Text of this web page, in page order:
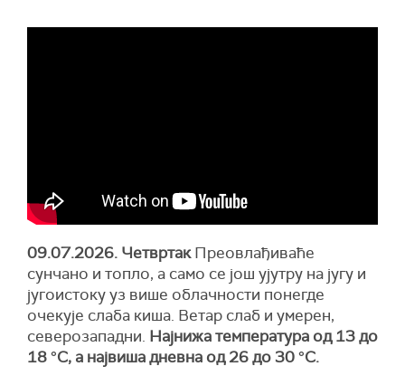
09.07.2026. ЧетвртакПреовлађиваће
сунчано и топло, а само се још ујутру на југу и
југоистоку уз више облачности понегде
очекује слаба киша. Ветар слаб и умерен,
северозападни. Најнижа температура од 13 до
18 °С, а највиша дневна од 26 до 30 °С.